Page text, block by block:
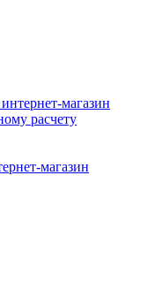
магазин
расчету
магазин